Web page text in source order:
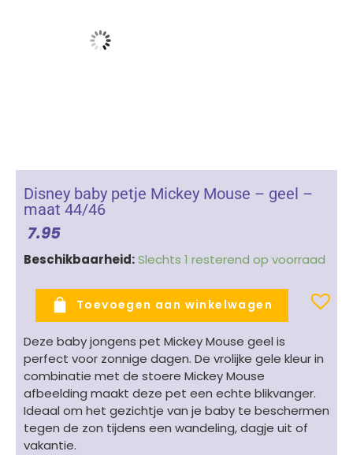
Disney baby petje Mickey Mouse – geel –
maat 44/46
7.95
Beschikbaarheid:Slechts 1 resterend op voorraad
Disney
petje
Mickey
-
geel
-
maat
44/46
aantal
Toevoegen aan winkelwagen
Deze baby jongens pet Mickey Mouse geel is
perfect voor zonnige dagen. De vrolijke gele kleur in
combinatie met de stoere Mickey Mouse
afbeelding maakt deze pet een echte blikvanger.
Ideaal om het gezichtje van je baby te beschermen
tegen de zon tijdens een wandeling, dagje uit of
vakantie.